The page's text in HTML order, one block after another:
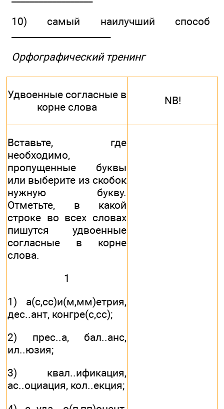
10) самый наилучший способ
______________________
Орфографический тренинг
Удвоенные согласные в
корне слова
NB!
Вставьте, где
необходимо,
пропущенные буквы
или выберите из скобок
нужную букву.
Отметьте, в какой
строке во всех словах
пишутся удвоенные
согласные в корне
слова.
1
1) а(с,сс)и(м,мм)етрия,
дес..ант, конгре(с,сс);
2) прес..а, бал..анс,
ил..юзия;
3) квал..ификация,
ас..оциация, кол..екция;